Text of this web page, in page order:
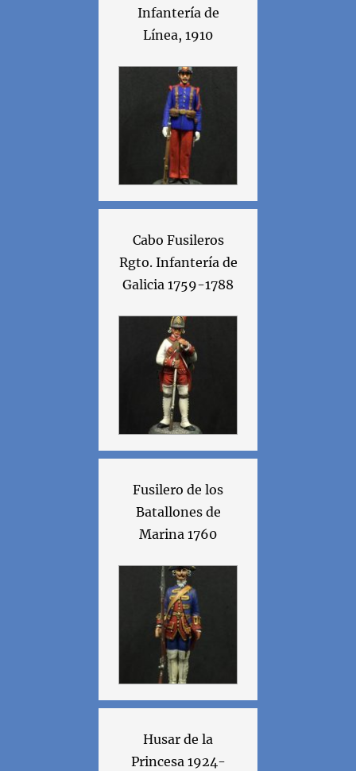
Infantería de
Línea, 1910
Cabo Fusileros
Rgto. Infantería de
Galicia 1759-1788
Fusilero de los
Batallones de
Marina 1760
Husar de la
Princesa 1924-